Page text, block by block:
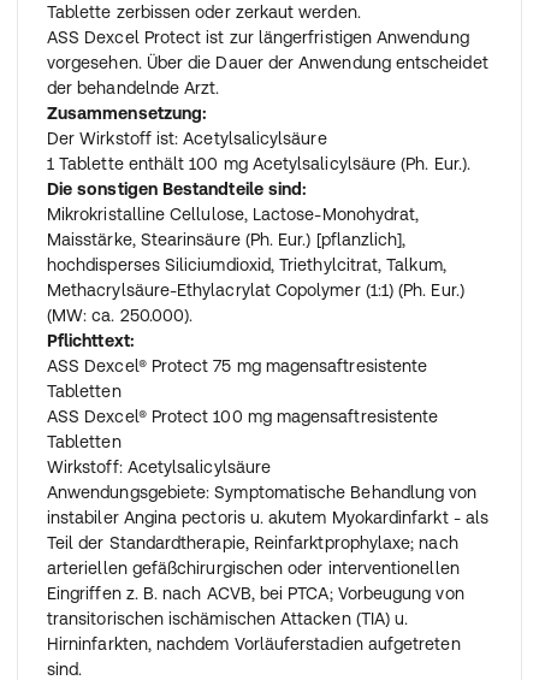
Tablette zerbissen oder zerkaut werden.
ASS Dexcel Protect ist zur längerfristigen Anwendung
vorgesehen. Über die Dauer der Anwendung entscheidet
der behandelnde Arzt.
Zusammensetzung:
Der Wirkstoff ist: Acetylsalicylsäure
1 Tablette enthält 100 mg Acetylsalicylsäure (Ph. Eur.).
Die sonstigen Bestandteile sind:
Mikrokristalline Cellulose, Lactose-Monohydrat,
Maisstärke, Stearinsäure (Ph. Eur.) [pflanzlich],
hochdisperses Siliciumdioxid, Triethylcitrat, Talkum,
Methacrylsäure-Ethylacrylat Copolymer (1:1) (Ph. Eur.)
(MW: ca. 250.000).
Pflichttext:
ASS Dexcel® Protect 75 mg magensaftresistente
Tabletten
ASS Dexcel® Protect 100 mg magensaftresistente
Tabletten
Wirkstoff: Acetylsalicylsäure
Anwendungsgebiete: Symptomatische Behandlung von
instabiler Angina pectoris u. akutem Myokardinfarkt - als
Teil der Standardtherapie, Reinfarktprophylaxe; nach
arteriellen gefäßchirurgischen oder interventionellen
Eingriffen z. B. nach ACVB, bei PTCA; Vorbeugung von
transitorischen ischämischen Attacken (TIA) u.
Hirninfarkten, nachdem Vorläuferstadien aufgetreten
sind.